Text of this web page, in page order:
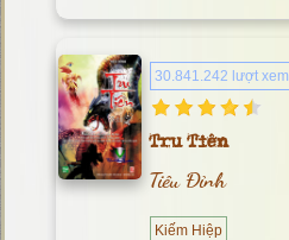
30.841.242 lượt xem
Tru Tiên
Tiêu Đỉnh
Kiếm Hiệp